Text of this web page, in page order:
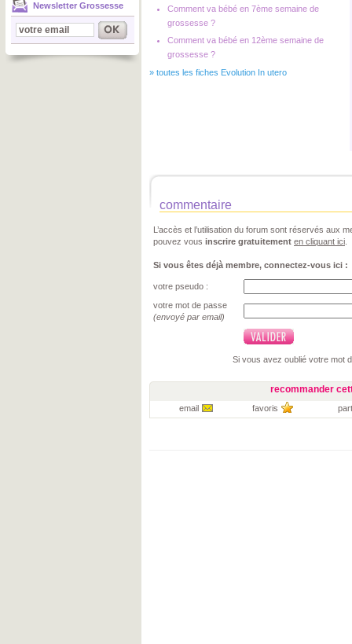
Newsletter Grossesse
Comment va bébé en 7ème semaine de
grossesse ?
Comment va bébé en 12ème semaine de
grossesse ?
» toutes les fiches Evolution In utero
commentaire
L’accès et l’utilisation du forum sont réservés aux
pouvez vous inscrire gratuitement en cliquant ici
Si vous êtes déjà membre, connectez-vous ici :
votre pseudo :
votre mot de passe
(envoyé par email)
Si vous avez oublié votre mot
recommander
email favoris